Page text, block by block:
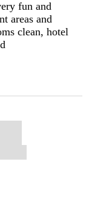
fun and
areas and
clean, hotel